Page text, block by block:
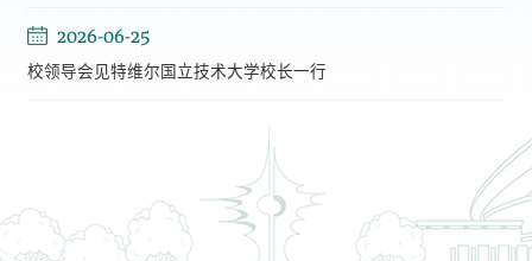
2026-06-25
校领导会见特维尔国立技术大学校长一行